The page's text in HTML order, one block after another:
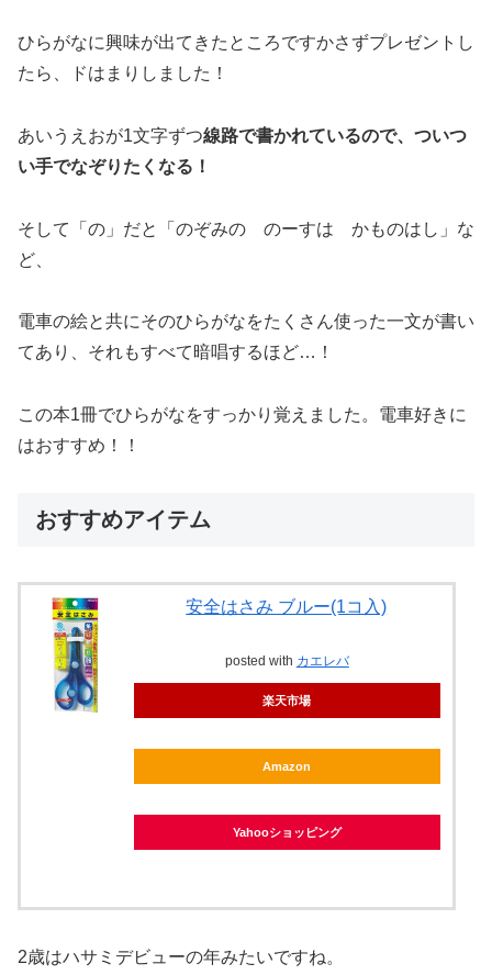
ひらがなに興味が出てきたところですかさずプレゼントし
たら、ドはまりしました！
あいうえおが1文字ずつ線路で書かれているので、ついつ
い手でなぞりたくなる！
そして「の」だと「のぞみの のーすは かものはし」な
ど、
電車の絵と共にそのひらがなをたくさん使った一文が書い
てあり、それもすべて暗唱するほど…！
この本1冊でひらがなをすっかり覚えました。電車好きに
はおすすめ！！
おすすめアイテム
安全はさみ ブルー(1コ入)
posted with カエレバ
楽天市場
Amazon
Yahooショッピング
2歳はハサミデビューの年みたいですね。